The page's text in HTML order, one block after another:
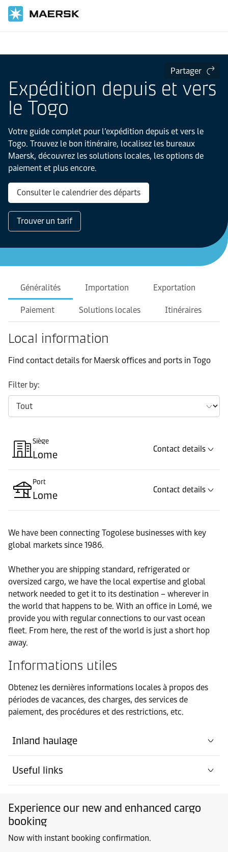
Partager
Expédition depuis et vers
le Togo
Votre guide complet pour l’expédition depuis et vers le
Togo. Trouvez le bon itinéraire, localisez les bureaux
Maersk, découvrez les solutions locales, les options de
paiement et plus encore.
Consulter le calendrier des départs
Trouver un tarif
Généralités Importation Exportation
Paiement Solutions locales Itinéraires
Local information
Find contact details for Maersk offices and ports in Togo
Filter by:
Contact details
Siège
Lome
Contact details
Port
Lome
We have been connecting Togolese businesses with key
global markets since 1986.
Whether you are shipping standard, refrigerated or
oversized cargo, we have the local expertise and global
network needed to get it to its destination – wherever in
the world that happens to be. With an office in Lomé, we
provide you with regular connections to our vast ocean
fleet. From here, the rest of the world is just a short hop
away.
Informations utiles
Obtenez les dernières informations locales à propos des
périodes de vacances, des charges, des services de
paiement, des procédures et des restrictions, etc.
Inland haulage
Useful links
Experience our new and enhanced cargo
booking
Now with instant booking confirmation.